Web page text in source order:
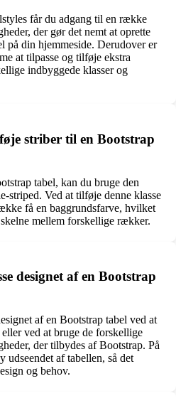
får du adgang til en række
der gør det nemt at oprette
på din hjemmeside. Derudover er
at tilpasse og tilføje ekstra
indbyggede klasser og
striber til en Bootstrap
tabel, kan du bruge den
striped. Ved at tilføje denne klasse
få en baggrundsfarve, hvilket
mellem forskellige rækker.
designet af en Bootstrap
af en Bootstrap tabel ved at
ved at bruge de forskellige
der tilbydes af Bootstrap. På
udseendet af tabellen, så det
og behov.